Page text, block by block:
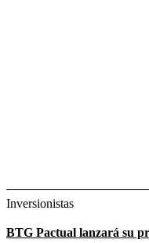
Inversionistas
BTG Pactual lanzará su